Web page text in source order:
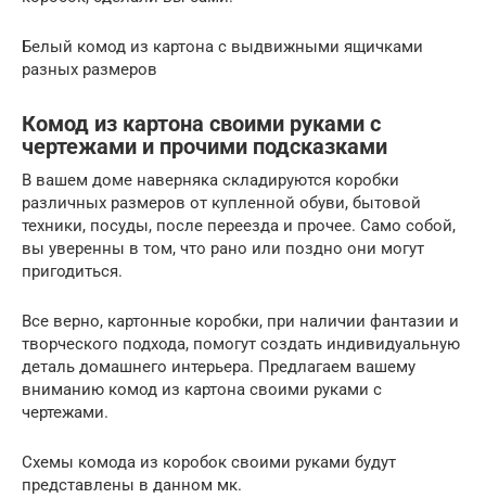
Белый комод из картона с выдвижными ящичками
разных размеров
Комод из картона своими руками с
чертежами и прочими подсказками
В вашем доме наверняка складируются коробки
различных размеров от купленной обуви, бытовой
техники, посуды, после переезда и прочее. Само собой,
вы уверенны в том, что рано или поздно они могут
пригодиться.
Все верно, картонные коробки, при наличии фантазии и
творческого подхода, помогут создать индивидуальную
деталь домашнего интерьера. Предлагаем вашему
вниманию комод из картона своими руками с
чертежами.
Схемы комода из коробок своими руками будут
представлены в данном мк.